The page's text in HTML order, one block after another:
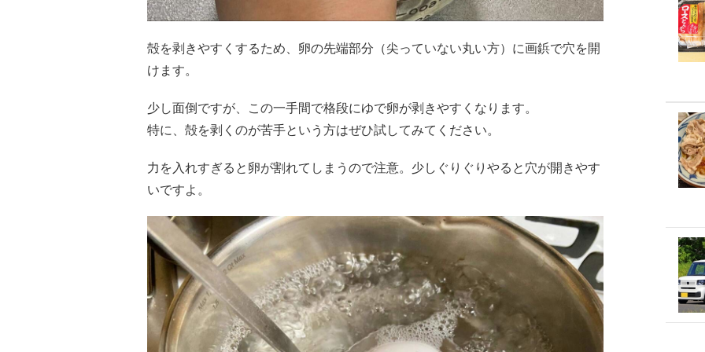
殻を剥きやすくするため、卵の先端部分（尖っていない丸い方）に画鋲で穴を開
けます。
少し面倒ですが、この一手間で格段にゆで卵が剥きやすくなります。
特に、殻を剥くのが苦手という方はぜひ試してみてください。
力を入れすぎると卵が割れてしまうので注意。少しぐりぐりやると穴が開きやす
いですよ。